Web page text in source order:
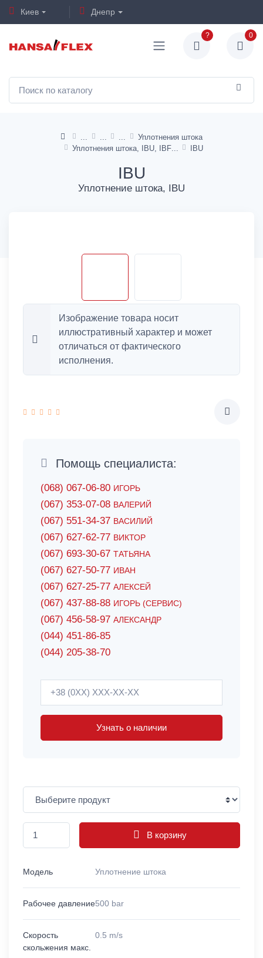
Киев Днепр
? 0
Уплотнения штока
Уплотнения штока, IBU, IBF
IBU
IBU
Уплотнение штока, IBU
Изображение товара носит
иллюстративный характер и может
отличаться от фактического
исполнения.
Помощь специалиста:
(068) 067-06-80 ИГОРЬ
(067) 353-07-08 ВАЛЕРИЙ
(067) 551-34-37 ВАСИЛИЙ
(067) 627-62-77 ВИКТОР
(067) 693-30-67 ТАТЬЯНА
(067) 627-50-77 ИВАН
(067) 627-25-77 АЛЕКСЕЙ
(067) 437-88-88 ИГОРЬ (СЕРВИС)
(067) 456-58-97 АЛЕКСАНДР
(044) 451-86-85
(044) 205-38-70
Узнать о наличии
В корзину
Модель Уплотнение штока
Рабочее давление500 bar
Скорость
скольжения макс.
0.5 m/s